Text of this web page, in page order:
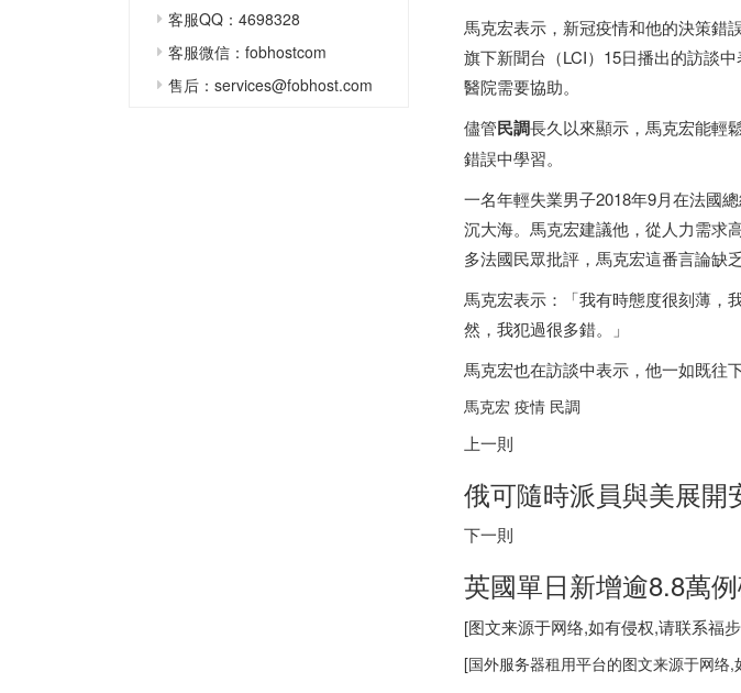
客服QQ：4698328
客服微信：fobhostcom
售后：services@fobhost.com
馬克宏表示，新冠疫情和他的決策錯
旗下新聞台（LCI）15日播出的訪談
醫院需要協助。
儘管民調長久以來顯示，馬克宏能輕
錯誤中學習。
一名年輕失業男子2018年9月在法國
沉大海。馬克宏建議他，從人力需求
多法國民眾批評，馬克宏這番言論缺
馬克宏表示：「我有時態度很刻薄，
然，我犯過很多錯。」
馬克宏也在訪談中表示，他一如既往
馬克宏 疫情 民調
上一則
俄可隨時派員與美展開
下一則
英國單日新增逾8.8萬
[图文来源于网络,如有侵权,请联系福步
[国外服务器租用平台的图文来源于网络